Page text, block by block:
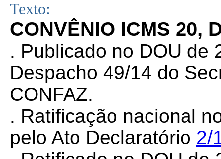
Texto:
CONVÊNIO ICMS 20,
. Publicado no DOU de
Despacho 49/14 do
CONFAZ.
. Ratificação nacional
pelo Ato Declaratório 2/